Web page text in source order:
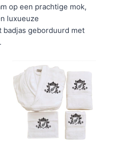
op een prachtige mok,
luxueuze
badjas geborduurd met